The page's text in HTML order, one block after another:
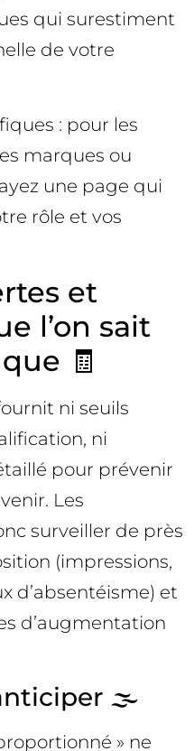
qui surestiment
de votre
: pour les
marques ou
une page qui
rôle et vos
et
l’on sait
🧾
ni seuils
ni
pour prévenir
Les
surveiller de près
(impressions,
d’absentéisme) et
d’augmentation
🌫️
» ne